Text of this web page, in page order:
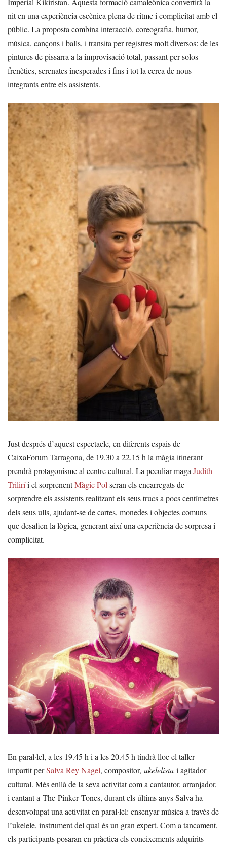
nit en una experiència escènica plena de ritme i complicitat amb el
públic. La proposta combina interacció, coreografia, humor,
música, cançons i balls, i transita per registres molt diversos: de les
pintures de pissarra a la improvisació total, passant per solos
frenètics, serenates inesperades i fins i tot la cerca de nous
integrants entre els assistents.
Just després d’aquest espectacle, en diferents espais de
CaixaForum Tarragona, de 19.30 a 22.15 h la màgia itinerant
prendrà protagonisme al centre cultural. La peculiar maga Judith
Triliríi el sorprenentMàgic Pol seran els encarregats de
sorprendre els assistents realitzant els seus trucs a pocs centímetres
dels seus ulls, ajudant-se de cartes, monedes i objectes comuns
que desafien la lògica, generant així una experiència de sorpresa i
complicitat.
En paral·lel, a les 19.45 h i a les 20.45 h tindrà lloc el taller
impartit perSalva Rey Nagel, compositor, ukelelista i agitador
cultural. Més enllà de la seva activitat com a cantautor, arranjador,
i cantant a The Pinker Tones, durant els últims anys Salva ha
desenvolupat una activitat en paral·lel: ensenyar música a través de
l’ukelele, instrument del qual és un gran expert. Com a tancament,
els participants posaran en pràctica els coneixements adquirits